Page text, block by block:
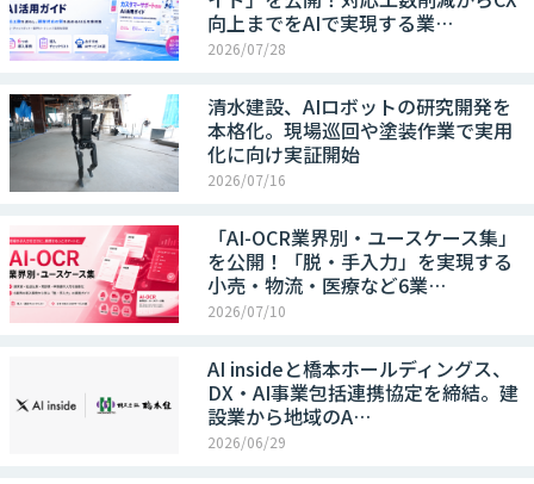
向上までをAIで実現する業…
2026/07/28
清水建設、AIロボットの研究開発を
本格化。現場巡回や塗装作業で実用
化に向け実証開始
2026/07/16
「AI-OCR業界別・ユースケース集」
を公開！「脱・手入力」を実現する
小売・物流・医療など6業…
2026/07/10
AI insideと橋本ホールディングス、
DX・AI事業包括連携協定を締結。建
設業から地域のA…
2026/06/29